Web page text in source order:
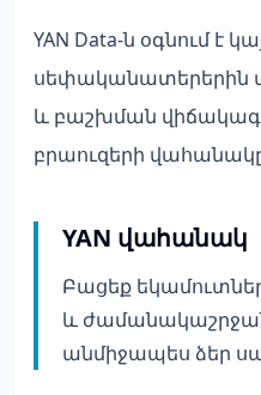
YAN Data-ն օգնում է
սեփականատերերին
և բաշխման
բրաուզերի
YAN վահանակ
Բացեք
և
անմիջապես ձեր